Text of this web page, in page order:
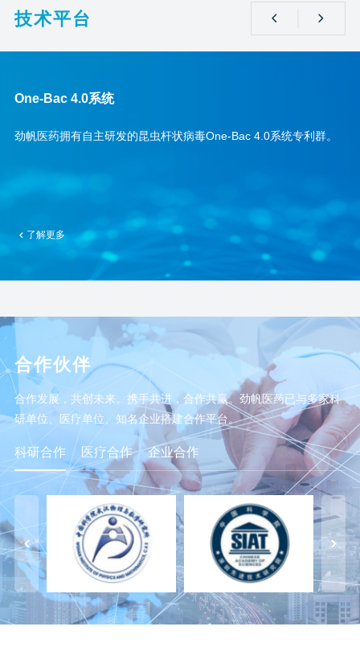
技术平台
One-Bac 4.0系统
劲帆医药拥有自主研发的昆虫杆状病毒One-Bac 4.0系统专利群。
了解更多
合作伙伴
合作发展，共创未来。携手共进，合作共赢。劲帆医药已与多家科
研单位、医疗单位、知名企业搭建合作平台。
科研合作 医疗合作 企业合作